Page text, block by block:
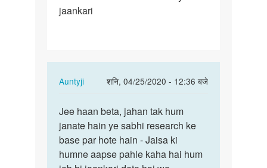
aap
jaankari
Auntyji
शनि, 04/25/2020 - 12:36 बजे
In
to
Aunti
ji
aap
Jee
haan
beta,
jahan
Jee haan beta, jahan tak hum
janate hain ye sabhi research ke
base par hote hain - Jaisa ki
humne aapse pahle kaha hai hum